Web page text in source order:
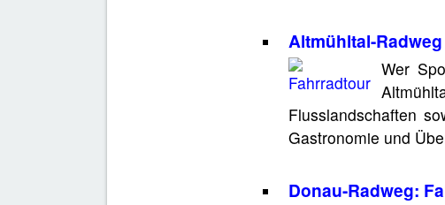
Altmühltal-Radweg
Wer
Flusslandschaften
Gastronomie und
Donau-Radweg: